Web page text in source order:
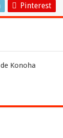
Pinterest
Konoha